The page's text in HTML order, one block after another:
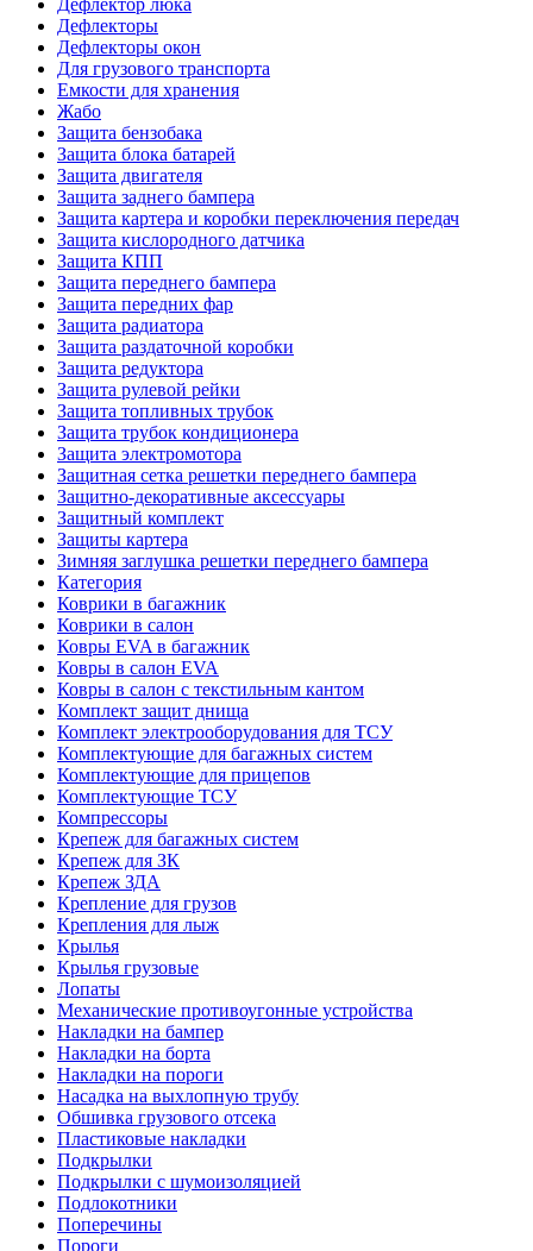
Дефлектор люка
Дефлекторы
Дефлекторы окон
Для грузового транспорта
Емкости для хранения
Жабо
Защита бензобака
Защита блока батарей
Защита двигателя
Защита заднего бампера
Защита картера и коробки переключения передач
Защита кислородного датчика
Защита КПП
Защита переднего бампера
Защита передних фар
Защита радиатора
Защита раздаточной коробки
Защита редуктора
Защита рулевой рейки
Защита топливных трубок
Защита трубок кондиционера
Защита электромотора
Защитная сетка решетки переднего бампера
Защитно-декоративные аксессуары
Защитный комплект
Защиты картера
Зимняя заглушка решетки переднего бампера
Категория
Коврики в багажник
Коврики в салон
Ковры EVA в багажник
Ковры в салон EVA
Ковры в салон с текстильным кантом
Комплект защит днища
Комплект электрооборудования для ТСУ
Комплектующие для багажных систем
Комплектующие для прицепов
Комплектующие ТСУ
Компрессоры
Крепеж для багажных систем
Крепеж для ЗК
Крепеж ЗДА
Крепление для грузов
Крепления для лыж
Крылья
Крылья грузовые
Лопаты
Механические противоугонные устройства
Накладки на бампер
Накладки на борта
Накладки на пороги
Насадка на выхлопную трубу
Обшивка грузового отсека
Пластиковые накладки
Подкрылки
Подкрылки с шумоизоляцией
Подлокотники
Поперечины
Пороги